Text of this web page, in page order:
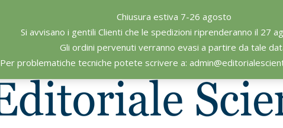
Chiusura estiva 7-26 agosto
Si avvisano i gentili Clienti che le spedizioni riprenderanno il 27
Gli ordini pervenuti verranno evasi a partire da tale
Per problematiche tecniche potete scrivere a: